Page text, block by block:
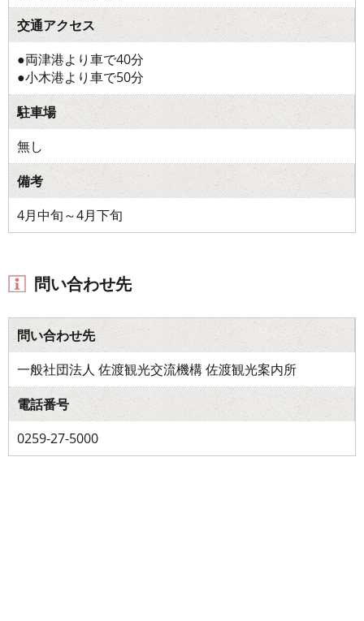
交通アクセス
●両津港より車で40分
●小木港より車で50分
駐車場
無し
備考
4月中旬～4月下旬
問い合わせ先
問い合わせ先
一般社団法人 佐渡観光交流機構 佐渡観光案内所
電話番号
0259-27-5000